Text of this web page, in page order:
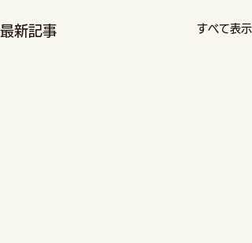
最新記事 すべて表示